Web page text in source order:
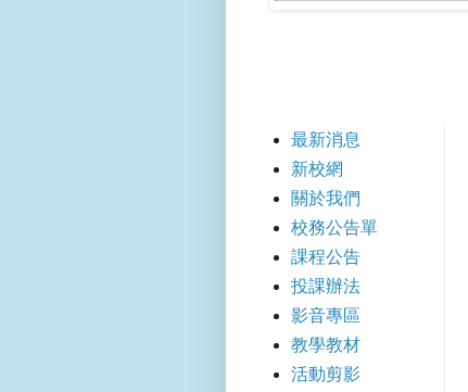
最新消息
新校網
關於我們
校務公告單
課程公告
投課辦法
影音專區
教學教材
活動剪影